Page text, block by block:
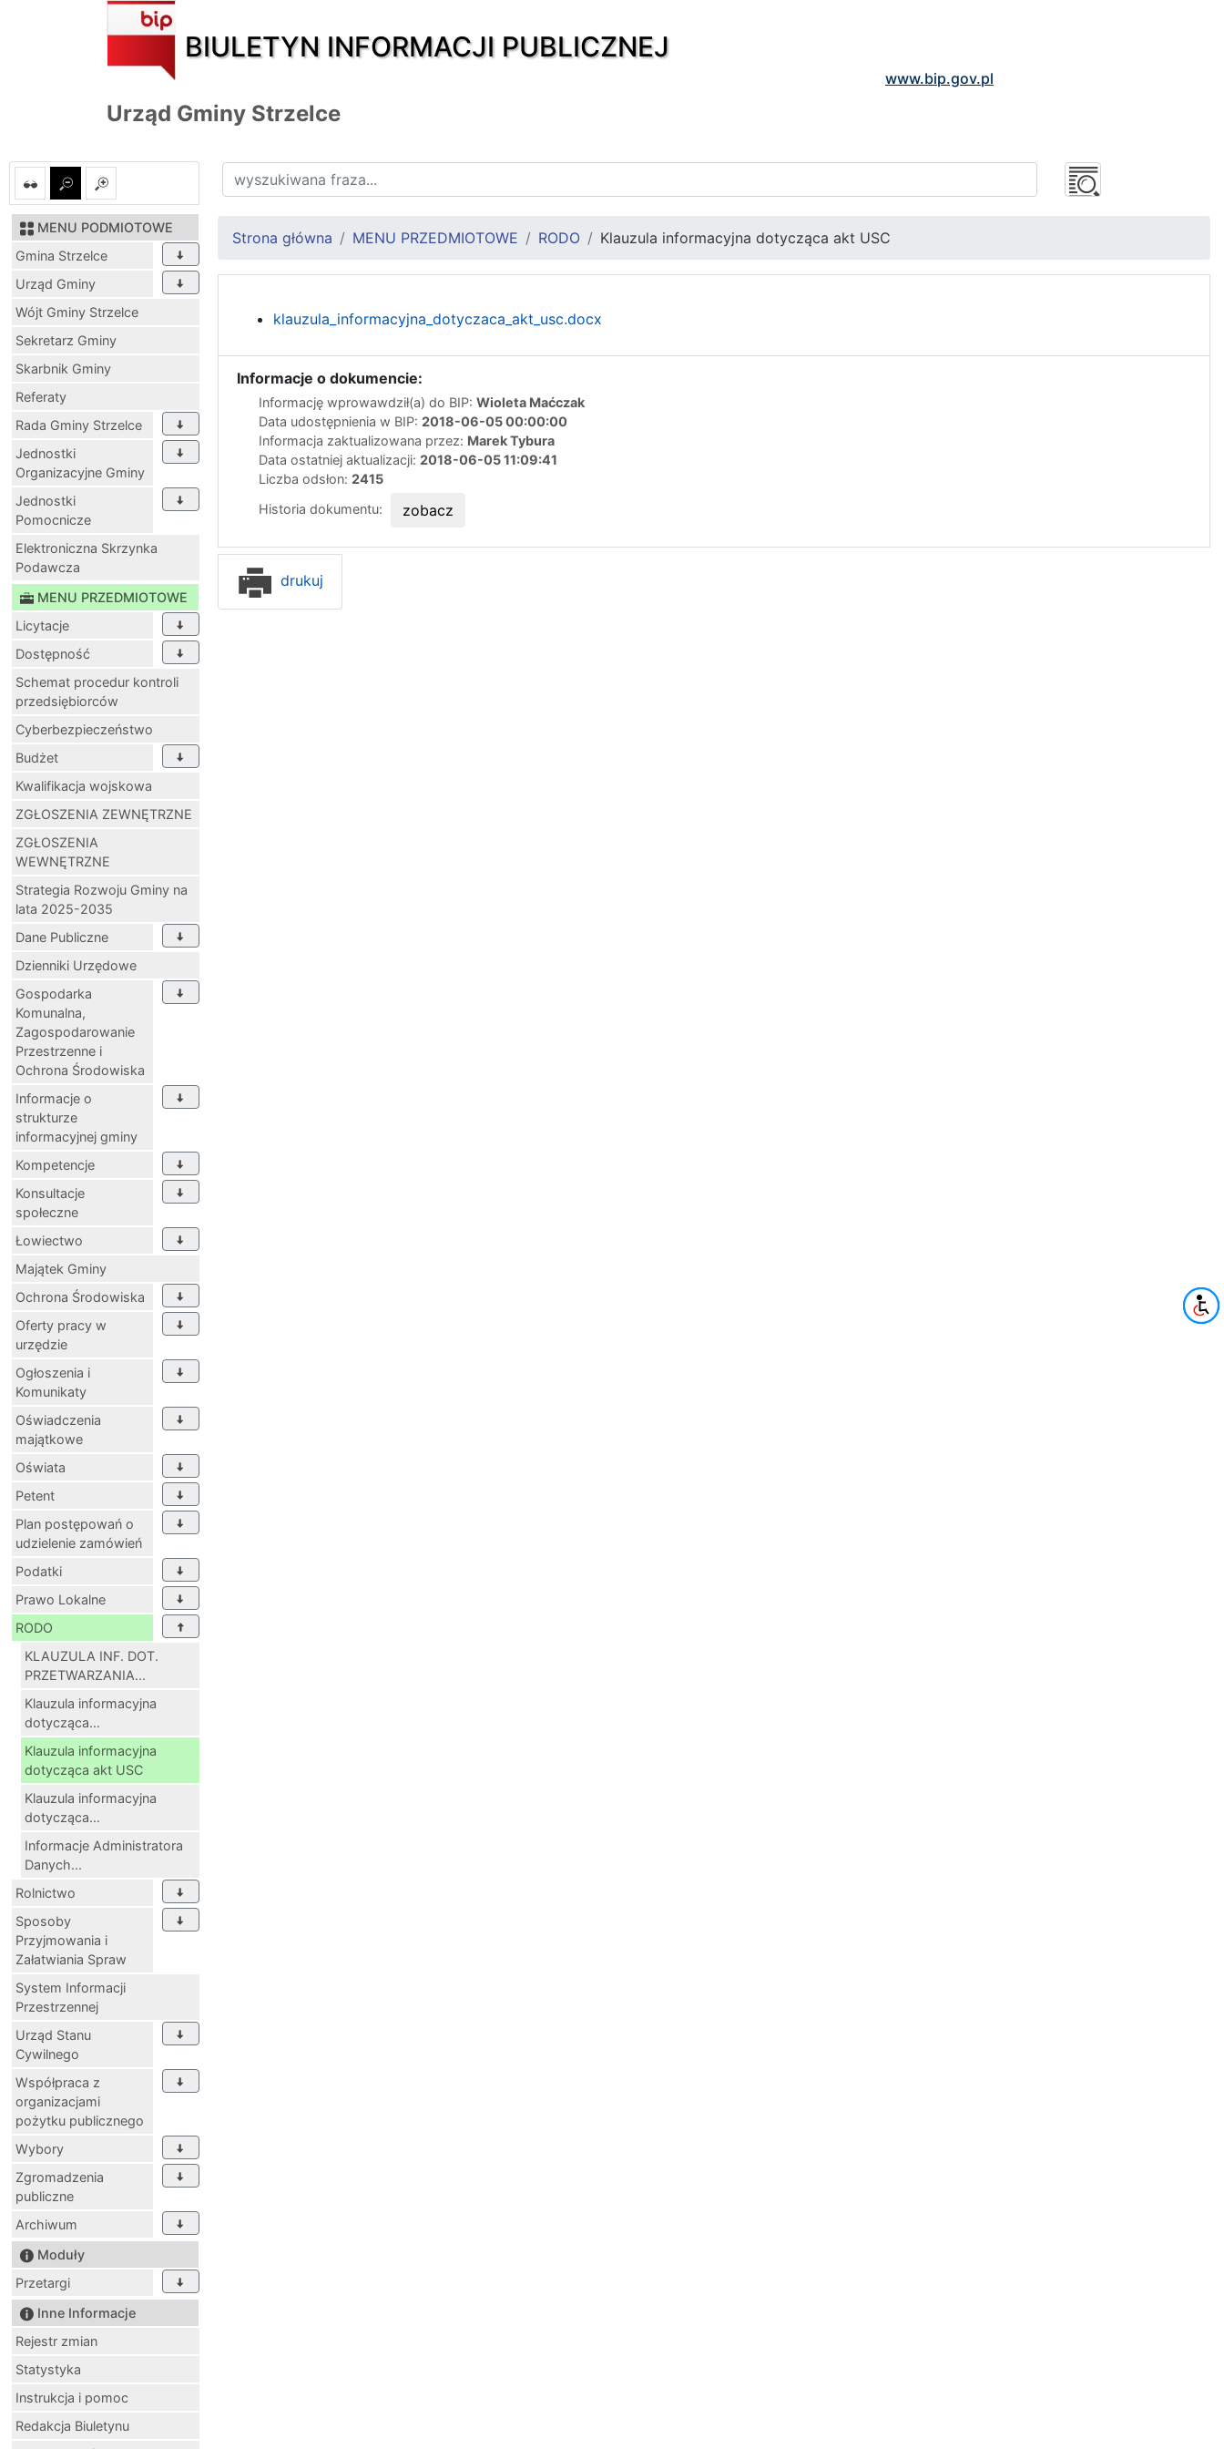
BIULETYN INFORMACJI PUBLICZNEJ
www.bip.gov.pl
Urząd Gminy Strzelce
MENU PODMIOTOWE
Gmina Strzelce
Urząd Gminy
Wójt Gminy Strzelce
Sekretarz Gminy
Skarbnik Gminy
Referaty
Rada Gminy Strzelce
Jednostki
Organizacyjne Gminy
Jednostki
Pomocnicze
Elektroniczna Skrzynka
Podawcza
MENU PRZEDMIOTOWE
Licytacje
Dostępność
Schemat procedur kontroli
przedsiębiorców
Cyberbezpieczeństwo
Budżet
Kwalifikacja wojskowa
ZGŁOSZENIA ZEWNĘTRZNE
ZGŁOSZENIA
WEWNĘTRZNE
Strategia Rozwoju Gminy na
lata 2025-2035
Dane Publiczne
Dzienniki Urzędowe
Gospodarka
Komunalna,
Zagospodarowanie
Przestrzenne i
Ochrona Środowiska
Informacje o
strukturze
informacyjnej gminy
Kompetencje
Konsultacje
społeczne
Łowiectwo
Majątek Gminy
Ochrona Środowiska
Oferty pracy w
urzędzie
Ogłoszenia i
Komunikaty
Oświadczenia
majątkowe
Oświata
Petent
Plan postępowań o
udzielenie zamówień
Podatki
Prawo Lokalne
RODO
KLAUZULA INF. DOT.
PRZETWARZANIA...
Klauzula informacyjna
dotycząca...
Klauzula informacyjna
dotycząca akt USC
Klauzula informacyjna
dotycząca...
Informacje Administratora
Danych...
Rolnictwo
Sposoby
Przyjmowania i
Załatwiania Spraw
System Informacji
Przestrzennej
Urząd Stanu
Cywilnego
Współpraca z
organizacjami
pożytku publicznego
Wybory
Zgromadzenia
publiczne
Archiwum
Moduły
Przetargi
Inne Informacje
Rejestr zmian
Statystyka
Instrukcja i pomoc
Redakcja Biuletynu
Strona główna MENU PRZEDMIOTOWE RODO Klauzula informacyjna dotycząca akt USC
klauzula_informacyjna_dotyczaca_akt_usc.docx
Informacje o dokumencie:
Informację wprowawdził(a) do BIP: Wioleta Maćczak
Data udostępnienia w BIP: 2018-06-05 00:00:00
Informacja zaktualizowana przez: Marek Tybura
Data ostatniej aktualizacji: 2018-06-05 11:09:41
Liczba odsłon: 2415
Historia dokumentu:
zobacz
drukuj